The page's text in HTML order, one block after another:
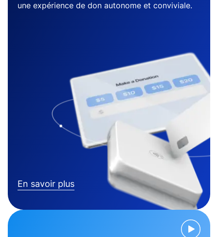
une expérience de don autonome et conviviale.
En savoir plus